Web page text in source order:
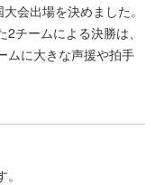
会出場を決めました。
チームによる決勝は、
ムに大きな声援や拍手